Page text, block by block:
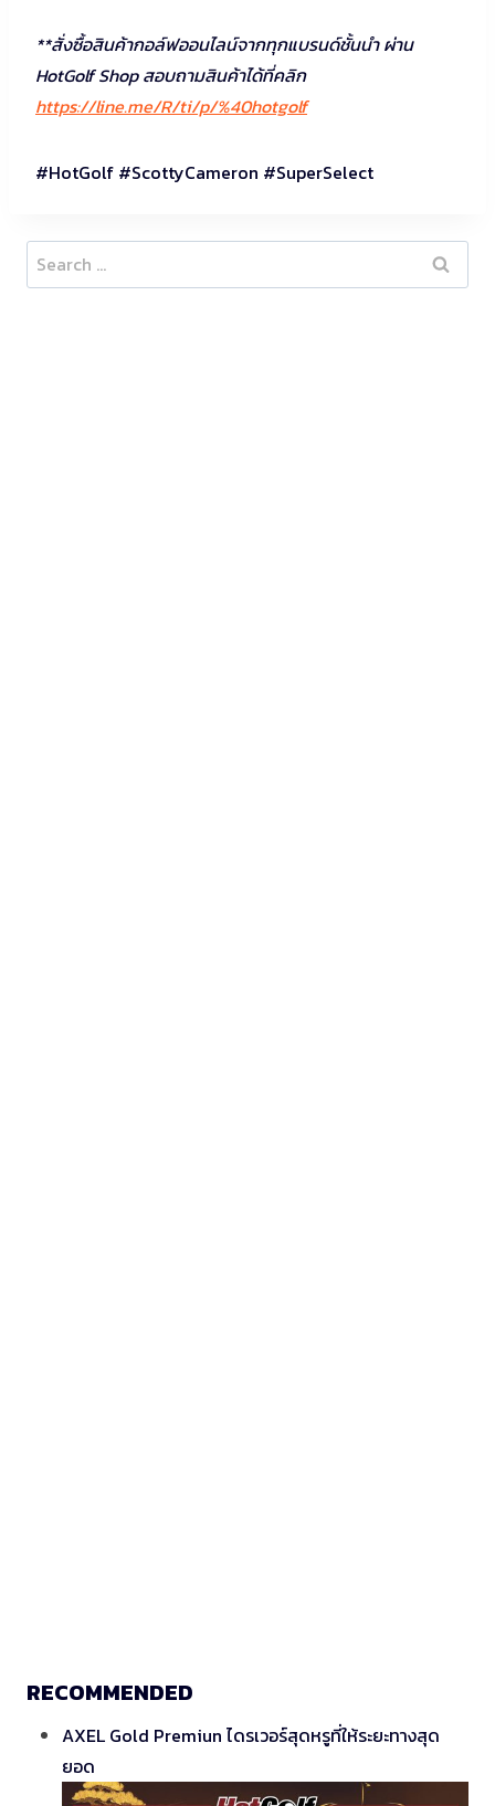
**สั่งซื้อสินค้ากอล์ฟออนไลน์จากทุกแบรนด์ชั้นนำ ผ่าน
HotGolf Shop สอบถามสินค้าได้ที่คลิก
https://line.me/R/ti/p/%40hotgolf
#HotGolf #ScottyCameron #SuperSelect
Search
for:
RECOMMENDED
AXEL Gold Premiun ไดรเวอร์สุดหรูที่ให้ระยะทางสุด
ยอด